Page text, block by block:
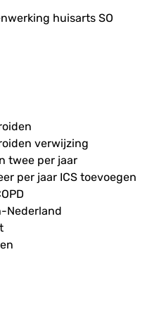
huisarts SO
verwijzing
twee per jaar
per jaar ICS toevoegen
Nederland